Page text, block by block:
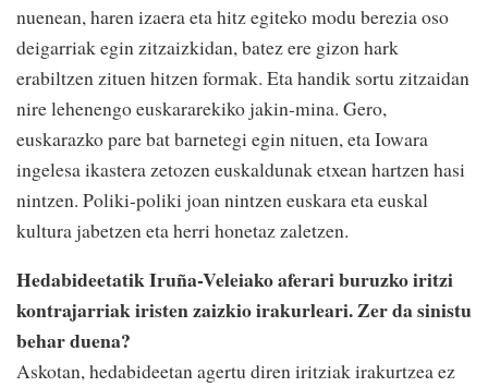
nuenean, haren izaera eta hitz egiteko modu berezia oso
deigarriak egin zitzaizkidan, batez ere gizon hark
erabiltzen zituen hitzen formak. Eta handik sortu zitzaidan
nire lehenengo euskararekiko jakin-mina. Gero,
euskarazko pare bat barnetegi egin nituen, eta Iowara
ingelesa ikastera zetozen euskaldunak etxean hartzen hasi
nintzen. Poliki-poliki joan nintzen euskara eta euskal
kultura jabetzen eta herri honetaz zaletzen.
Hedabideetatik Iruña-Veleiako aferari buruzko iritzi
kontrajarriak iristen zaizkio irakurleari. Zer da sinistu
behar duena?
Askotan, hedabideetan agertu diren iritziak irakurtzea ez